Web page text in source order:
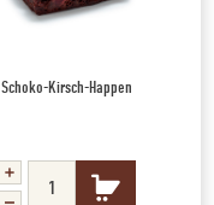
Schoko-Kirsch-Happen